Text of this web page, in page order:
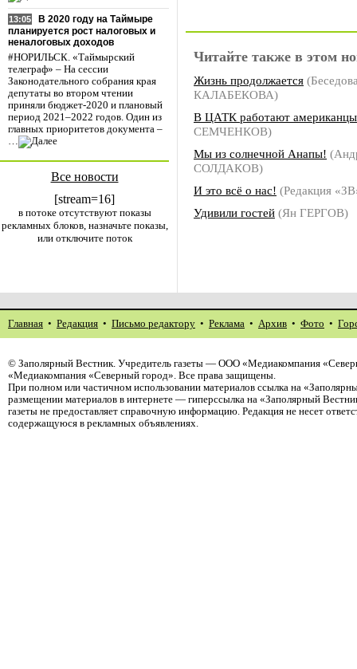
13:05
В 2020 году на Таймыре
планируется рост налоговых и
неналоговых доходов
#НОРИЛЬСК. «Таймырский
телеграф» – На сессии
Законодательного собрания края
депутаты во втором чтении
приняли бюджет-2020 и плановый
период 2021–2022 годов. Один из
главных приоритетов документа –
…
Все новости
[stream=16]
в потоке отсутствуют показы
рекламных блоков, назначьте показы,
или отключите поток
Читайте также в этом
Жизнь продолжается
КАЛАБЕКОВА)
В ЦАТК работают американцы
СЕМЧЕНКОВ)
Мы из солнечной Анапы!
СОЛДАКОВ)
И это всё о нас! (Редакция
Удивили гостей (Ян ГЕРГОВ)
Главная • Редакция • Письмо редактору • Реклама • Архив • Фото •
© Заполярный Вестник. Учредитель газеты — ООО «Медиакомпания
«Медиакомпания «Северный город». Все права защищены.
При полном или частичном использовании материалов ссылка на
размещении материалов в интернете — гиперссылка на «Заполярный
газеты не предоставляет справочную информацию. Редакция не несет
содержащуюся в рекламных объявлениях.